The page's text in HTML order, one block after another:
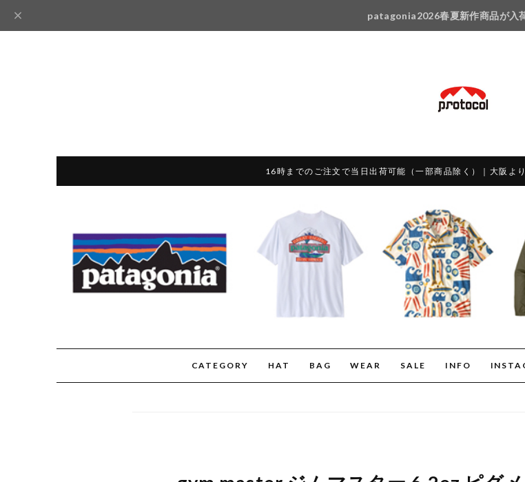
patagonia2026春夏新作商品が入
16時までのご注文で当日出荷可能（一部商品除く）｜大阪よ
CATEGORY HAT BAG WEAR SALE INFO